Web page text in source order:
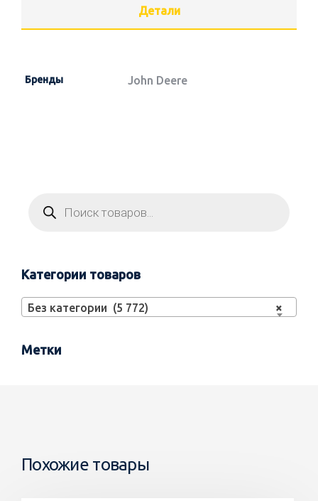
Детали
Бренды John Deere
Категории товаров
×
Без категории (5 772)
Метки
Похожие товары